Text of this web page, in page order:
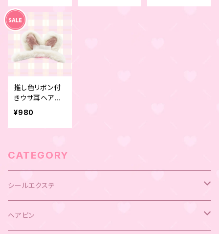
推し色リボン付
きウサ耳ヘアピ
ン ホワイト
¥980
CATEGORY
シールエクステ
キラキラシールエクステ
ヘアピン